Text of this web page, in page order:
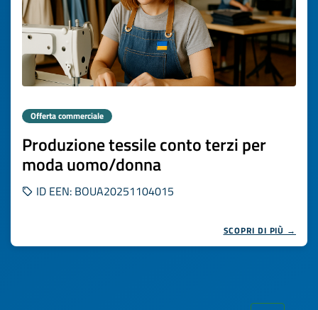
Offerta commerciale
Produzione tessile conto terzi per
moda uomo/donna
ID EEN: BOUA20251104015
SCOPRI DI PIÙ →